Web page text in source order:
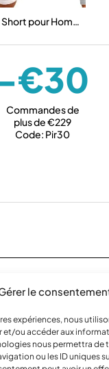
le
expériences, nous
ou accéder aux
nous permettra de
ou les ID uniques
pour Homme
€30
Commandes de
plus de €229
Code: Pir30
de 10 % de